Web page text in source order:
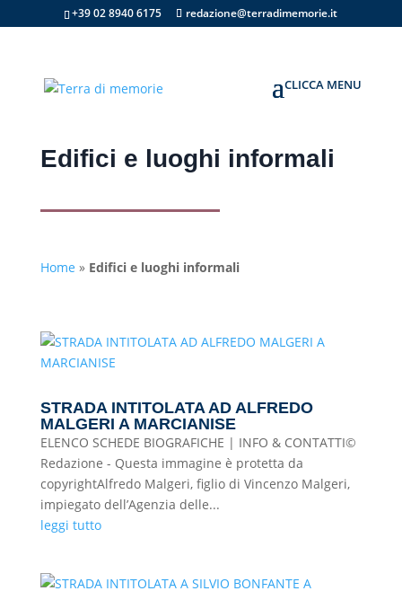
+39 02 8940 6175 redazione@terradimemorie.it
Edifici e luoghi informali
Home » Edifici e luoghi informali
STRADA INTITOLATA AD ALFREDO
MALGERI A MARCIANISE
ELENCO SCHEDE BIOGRAFICHE | INFO & CONTATTI©
Redazione - Questa immagine è protetta da
copyrightAlfredo Malgeri, figlio di Vincenzo Malgeri,
impiegato dell’Agenzia delle...
leggi tutto